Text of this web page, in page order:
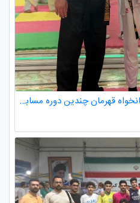
ارتقای کمربند دان ۳ صدرا سلطانخواه قهرمان چندین دوره مسابقات استانی و کشوری در رده سنی خردسالان و نونهالان